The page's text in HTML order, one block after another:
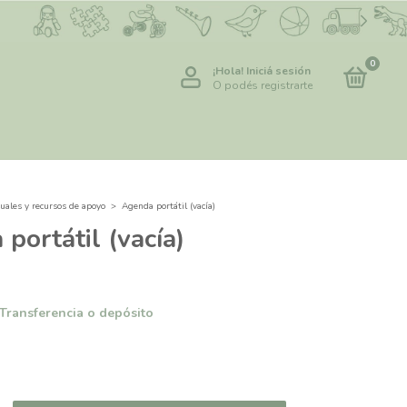
¡Hola! Iniciá sesión
O podés registrarte
0
y recursos de apoyo > Agenda portátil (vacía)
portátil (vacía)
Transferencia o depósito